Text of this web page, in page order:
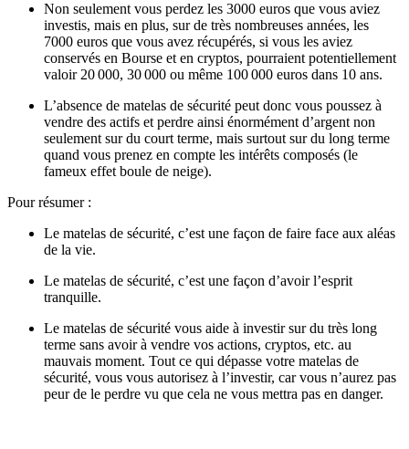
Non seulement vous perdez les 3000 euros que vous aviez
investis, mais en plus, sur de très nombreuses années, les
7000 euros que vous avez récupérés, si vous les aviez
conservés en Bourse et en cryptos, pourraient potentiellement
valoir 20 000, 30 000 ou même 100 000 euros dans 10 ans.
L’absence de matelas de sécurité peut donc vous poussez à
vendre des actifs et perdre ainsi énormément d’argent non
seulement sur du court terme, mais surtout sur du long terme
quand vous prenez en compte les intérêts composés (le
fameux effet boule de neige).
Pour résumer :
Le matelas de sécurité, c’est une façon de faire face aux aléas
de la vie.
Le matelas de sécurité, c’est une façon d’avoir l’esprit
tranquille.
Le matelas de sécurité vous aide à investir sur du très long
terme sans avoir à vendre vos actions, cryptos, etc. au
mauvais moment. Tout ce qui dépasse votre matelas de
sécurité, vous vous autorisez à l’investir, car vous n’aurez pas
peur de le perdre vu que cela ne vous mettra pas en danger.